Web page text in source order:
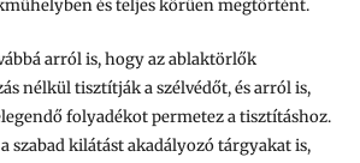
és teljes körűen megtörtént.
arról is, hogy az ablaktörlők
nélkül tisztítják a szélvédőt, és arról is,
folyadékot permetez a tisztításhoz.
szabad kilátást akadályozó tárgyakat is,